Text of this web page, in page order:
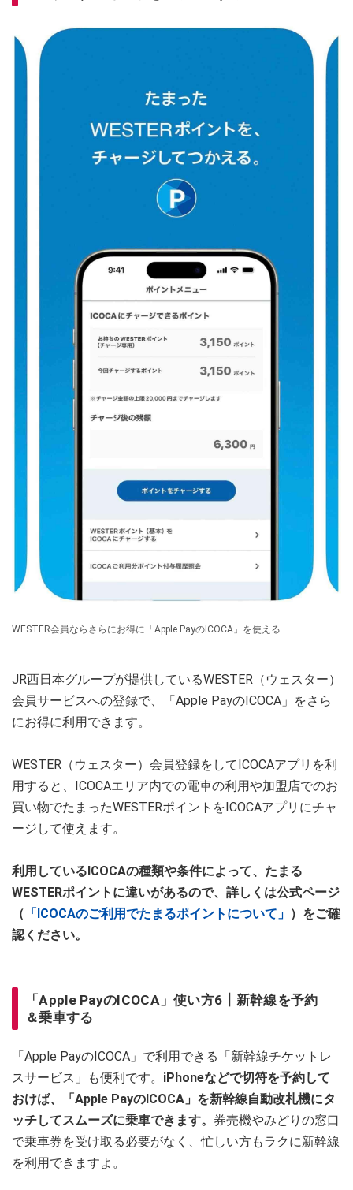
WESTER会員ならさらにお得に「Apple PayのICOCA」を使える
JR西日本グループが提供しているWESTER（ウェスター）
会員サービスへの登録で、「Apple PayのICOCA」をさら
にお得に利用できます。
WESTER（ウェスター）会員登録をしてICOCAアプリを利
用すると、ICOCAエリア内での電車の利用や加盟店でのお
買い物でたまったWESTERポイントをICOCAアプリにチャ
ージして使えます。
利用しているICOCAの種類や条件によって、たまる
WESTERポイントに違いがあるので、詳しくは公式ページ
（ 「ICOCAのご利用でたまるポイントについて」 ）をご確
認ください。
「Apple PayのICOCA」使い方6┃新幹線を予約
＆乗車する
「Apple PayのICOCA」で利用できる「新幹線チケットレ
スサービス」も便利です。 iPhoneなどで切符を予約して
おけば、「Apple PayのICOCA」を新幹線自動改札機にタ
ッチしてスムーズに乗車できます。 券売機やみどりの窓口
で乗車券を受け取る必要がなく、忙しい方もラクに新幹線
を利用できますよ。